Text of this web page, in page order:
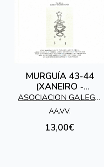
MURGUÍA 43-44
(XANEIRO -
DECEMBRO 2021)
ASOCIACION GALEGA
DE HISTORIADORES
AA.VV.
13,00€